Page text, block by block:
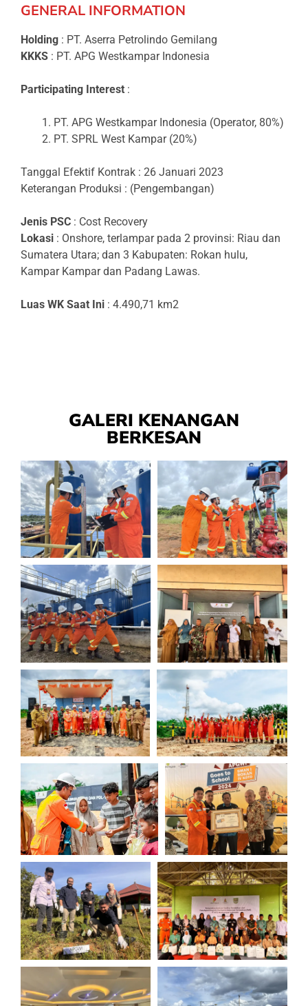
GENERAL INFORMATION
Holding : PT. Aserra Petrolindo Gemilang
KKKS : PT. APG Westkampar Indonesia
Participating Interest :
PT. APG Westkampar Indonesia (Operator, 80%)
PT. SPRL West Kampar (20%)
Tanggal Efektif Kontrak : 26 Januari 2023
Keterangan Produksi : (Pengembangan)
Jenis PSC : Cost Recovery
Lokasi : Onshore, terlampar pada 2 provinsi: Riau dan
Sumatera Utara; dan 3 Kabupaten: Rokan hulu,
Kampar Kampar dan Padang Lawas.
Luas WK Saat Ini : 4.490,71 km2
GALERI KENANGAN
BERKESAN